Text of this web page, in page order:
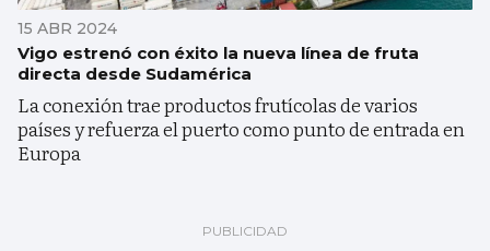
15 ABR 2024
Vigo estrenó con éxito la nueva línea de fruta
directa desde Sudamérica
La conexión trae productos frutícolas de varios
países y refuerza el puerto como punto de entrada en
Europa